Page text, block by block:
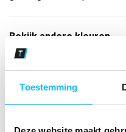
Toestemming
Bekijk andere kleuren
zwart